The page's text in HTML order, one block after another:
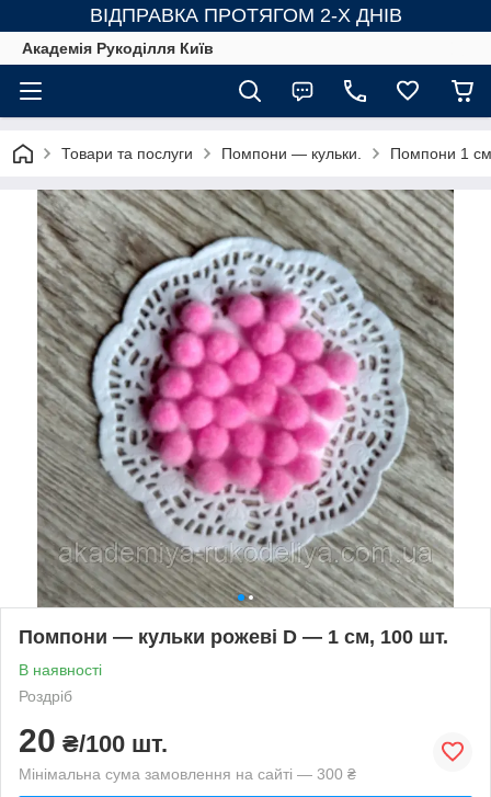
ВІДПРАВКА ПРОТЯГОМ 2-Х ДНІВ
Академія Рукоділля Київ
Товари та послуги Помпони — кульки. Помпони 1
Помпони — кульки рожеві D — 1 см, 100 шт.
В наявності
Роздріб
20 ₴/100 шт.
Мінімальна сума замовлення на сайті — 300 ₴